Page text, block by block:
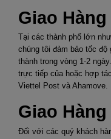
Giao
Tại các thành phố lớn
chúng tôi đảm bảo tốc độ
thành trong vòng 1-2
trực tiếp của hoặc hợp
Viettel Post và Ahamove.
Giao
Đối với các quý khách